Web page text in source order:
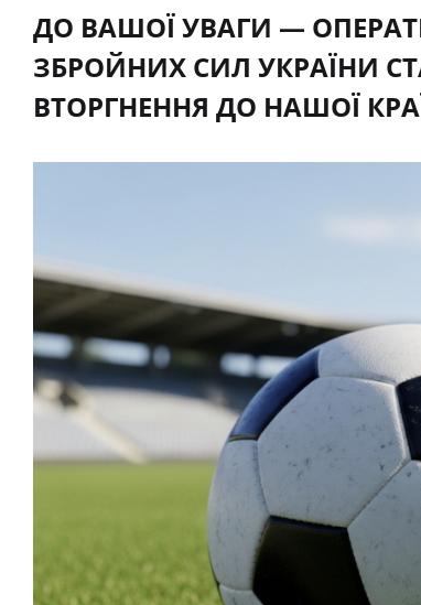
ДО ВАШОЇ УВАГИ —
ЗБРОЙНИХ СИЛ УКРАЇНИ
ВТОРГНЕННЯ ДО НАШОЇ